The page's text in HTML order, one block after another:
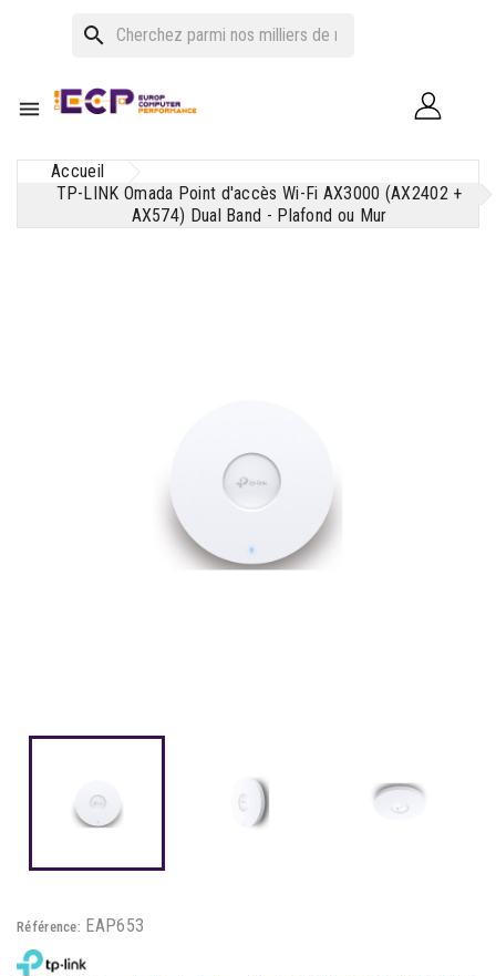
search

Accueil
TP-LINK Omada Point d'accès Wi-Fi AX3000 (AX2402 +
AX574) Dual Band - Plafond ou Mur
Référence: EAP653